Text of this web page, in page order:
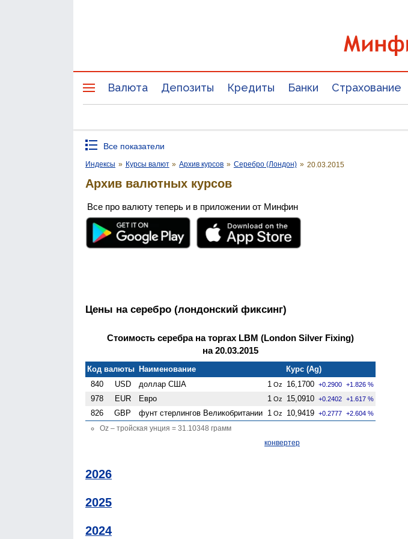
Валюта Депозиты Кредиты Банки Страхование
Все показатели
Индексы » Курсы валют » Архив курсов » Серебро (Лондон) » 20.03.2015
Архив валютных курсов
Все про валюту теперь и в приложении от Минфин
Цены на серебро (лондонский фиксинг)
Стоимость серебра на торгах LBM (London Silver Fixing)
на 20.03.2015
Код валюты Наименование
Курс (Ag)
840
USD доллар США 1 Oz 16,1700 +0.2900 +1.826 %
978 EUR Евро 1 Oz 15,0910 +0.2402 +1.617 %
826 GBP фунт стерлингов Велико­британии 1 Oz 10,9419 +0.2777 +2.604 %
Oz – тройская унция = 31.10348 грамм
конвертер
2026
2025
2024